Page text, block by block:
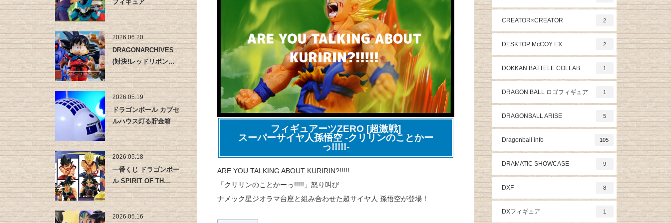
フィギュアーツZERO [超激戦]
スーパーサイヤ人孫悟空 -クリリンのことかー
っ!!!!!-
ARE YOU TALKING ABOUT KURIRIN?!!!!!
「クリリンのことかーっ!!!!!」怒り叫び
ナメック星ジオラマ台座と組み合わせた超サイヤ人 孫悟空が登場！
フィギュア
2026.06.20
DRAGONARCHIVES
(対決!レッドリボン…
2026.05.19
ドラゴンボール カプセ
ルハウス灯る貯金箱
2026.05.18
一番くじ ドラゴンボー
ル SPIRIT OF TH…
2026.05.16
CREATOR×CREATOR 2
DESKTOP McCOY EX 2
DOKKAN BATTELE COLLAB 1
DRAGON BALL ロゴフィギュア 1
DRAGONBALL ARISE 5
Dragonball info 105
DRAMATIC SHOWCASE 9
DXF 8
DXフィギュア 1